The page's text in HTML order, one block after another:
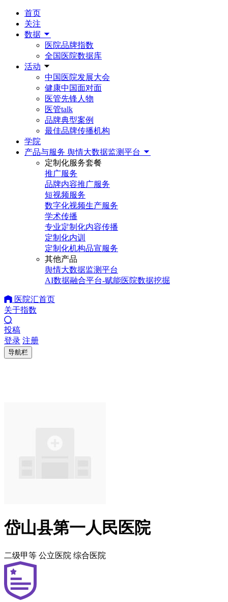
首页
关注
数据
医院品牌指数
全国医院数据库
活动
中国医院发展大会
健康中国面对面
医管先锋人物
医管talk
品牌典型案例
最佳品牌传播机构
学院
产品与服务 舆情大数据监测平台
定制化服务套餐
推广服务
品牌内容推广服务
短视频服务
数字化视频生产服务
学术传播
专业定制化内容传播
定制化内训
定制化机构品宣服务
其他产品
舆情大数据监测平台
AI数据融合平台-赋能医院数据挖掘
医院汇首页
关于指数
投稿
登录 注册
导航栏
岱山县第一人民医院
二级甲等 公立医院 综合医院